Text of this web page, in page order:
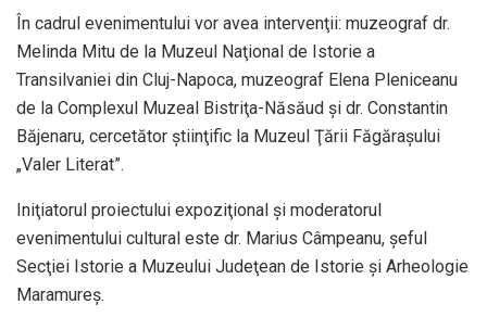
În cadrul evenimentului vor avea intervenţii: muzeograf dr.
Melinda Mitu de la Muzeul Naţional de Istorie a
Transilvaniei din Cluj-Napoca, muzeograf Elena Pleniceanu
de la Complexul Muzeal Bistriţa-Năsăud şi dr. Constantin
Băjenaru, cercetător ştiinţific la Muzeul Ţării Făgăraşului
„Valer Literat”.
Iniţiatorul proiectului expoziţional şi moderatorul
evenimentului cultural este dr. Marius Câmpeanu, şeful
Secţiei Istorie a Muzeului Judeţean de Istorie şi Arheologie
Maramureş.